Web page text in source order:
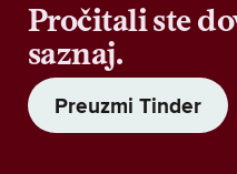
Pročitali ste
saznaj.
Preuzmi Tinder